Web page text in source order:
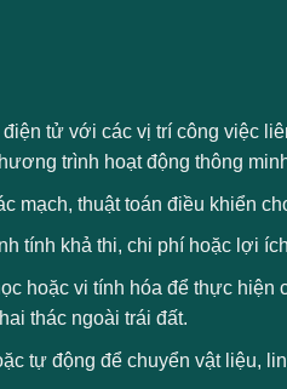
tử với các vị trí công việc
trình hoạt động thông
mạch, thuật toán điều khiển
tính khả thi, chi phí hoặc lợi
hoặc vi tính hóa để thực
thác ngoài trái đất.
tự động để chuyển vật liệu,